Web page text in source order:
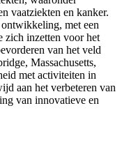
vaatziekten en kanker.
met een
zich inzetten voor het
van het veld
Massachusetts,
met activiteiten in
aan het verbeteren van
van innovatieve en